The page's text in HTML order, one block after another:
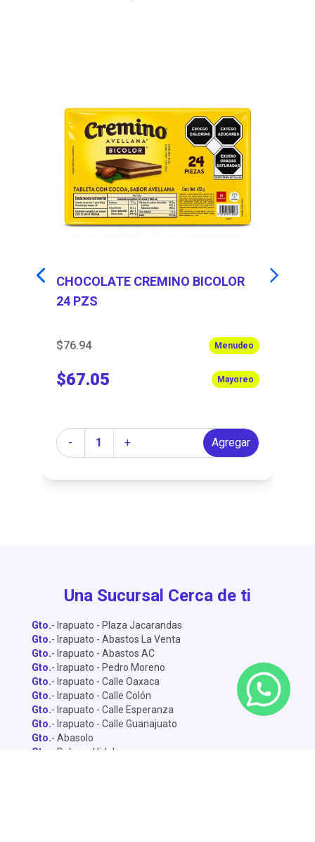
CHOCOLATE CREMINO BICOLOR
24 PZS
$76.94 Menudeo
$67.05 Mayoreo
-
Cantidad + Agregar
Una Sucursal Cerca de ti
Gto.- Irapuato - Plaza Jacarandas
Gto.- Irapuato - Abastos La Venta
Gto.- Irapuato - Abastos AC
Gto.- Irapuato - Pedro Moreno
Gto.- Irapuato - Calle Oaxaca
Gto.- Irapuato - Calle Colón
Gto.- Irapuato - Calle Esperanza
Gto.- Irapuato - Calle Guanajuato
Gto.- Abasolo
Gto.
- Dolores Hidalgo